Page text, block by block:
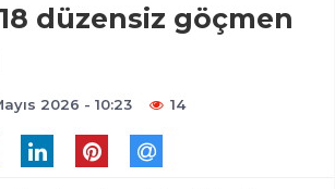
18 düzensiz göçmen
2026 - 10:23 14